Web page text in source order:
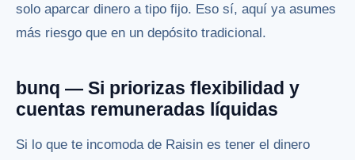
solo aparcar dinero a tipo fijo. Eso sí, aquí ya asumes
más riesgo que en un depósito tradicional.
bunq — Si priorizas flexibilidad y
cuentas remuneradas líquidas
Si lo que te incomoda de Raisin es tener el dinero